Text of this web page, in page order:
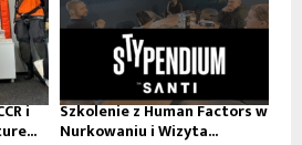
i Szkolenie z Human Factors w
Nurkowaniu i Wizyta...